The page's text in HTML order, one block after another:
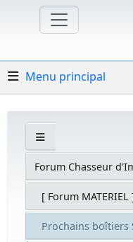
Menu principal
Forum Chasseur
[ Forum MATERIEL
Prochains boîtiers